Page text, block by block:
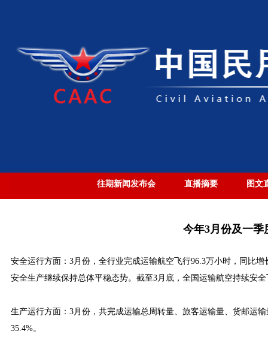
往期新闻发布会 直播摘要 图文
今年3月份及一季
安全运行方面：3月份，全行业完成运输航空飞行96.3万小时，同比
安全生产继续保持总体平稳态势。截至3月底，全国运输航空持续安
生产运行方面：3月份，共完成运输总周转量、旅客运输量、货邮运
35.4%。